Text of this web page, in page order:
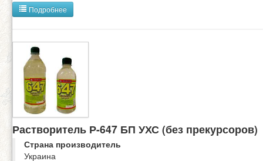
Подробнее
Растворитель Р-647 БП УХС (без прекурсоров)
Страна производитель
Украина